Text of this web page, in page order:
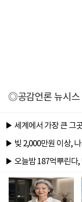
◎공감언론 뉴시스